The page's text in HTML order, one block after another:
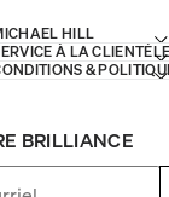
HILL
À LA CLIENTÈLE
&
BRILLIANCE